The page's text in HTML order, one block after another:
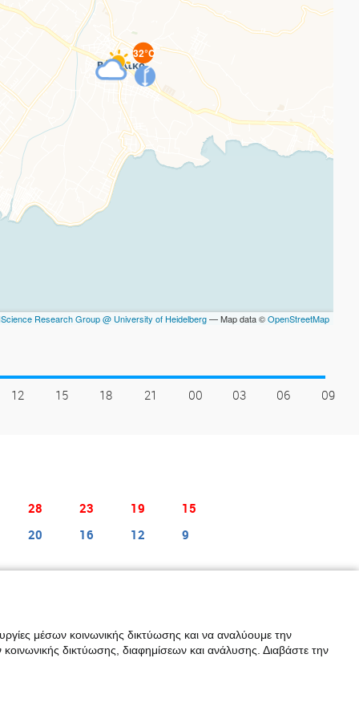
32°C
Research Group @ University of Heidelberg— Map data ©OpenStreetMap
12 15 18 21 00 03 06 09
28 23 19
15
20
16 12 9
καιρού για την τελευταία δεκαετία.
μέσων κοινωνικής δικτύωσης και να αναλύουμε την
δικτύωσης, διαφημίσεων και ανάλυσης. Διαβάστε την